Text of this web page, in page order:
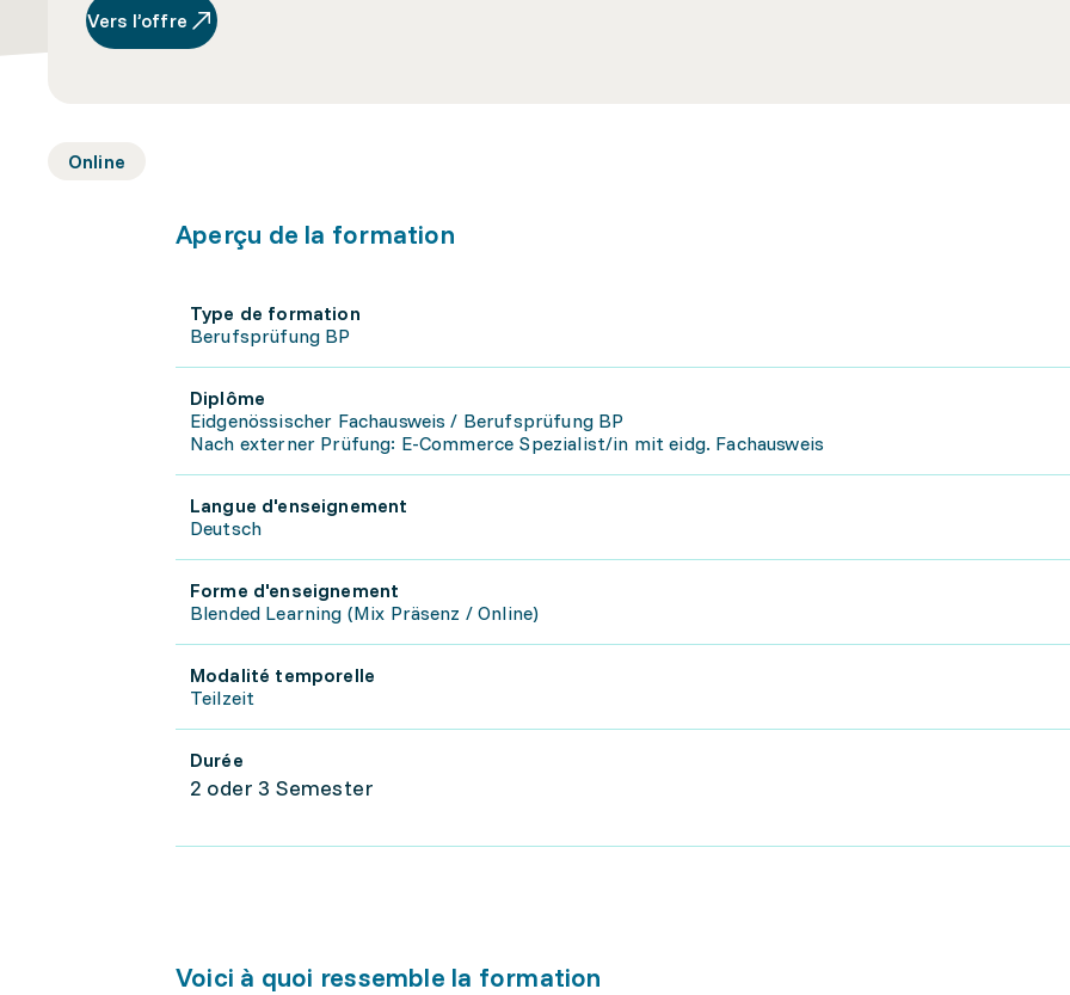
Vers l’offre
Online
Aperçu de la formation
Type de formation
Berufsprüfung BP
Diplôme
Eidgenössischer Fachausweis / Berufsprüfung BP
Nach externer Prüfung: E-Commerce Spezialist/in mit eidg. Fachausweis
Langue d'enseignement
Deutsch
Forme d'enseignement
Blended Learning (Mix Präsenz / Online)
Modalité temporelle
Teilzeit
Durée
2 oder 3 Semester
Voici à quoi ressemble la formation